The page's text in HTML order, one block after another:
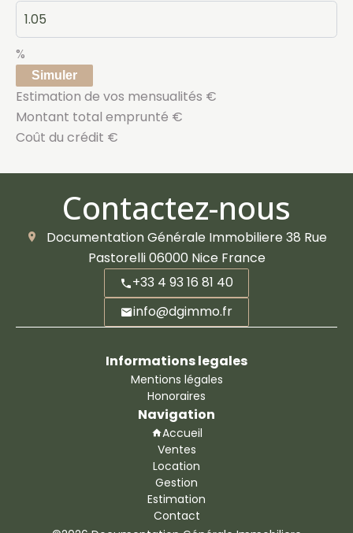
%
Simuler
Estimation de vos mensualités €
Montant total emprunté €
Coût du crédit €
Contactez-nous
Documentation Générale Immobiliere 38 Rue
Pastorelli06000 Nice France
+33 4 93 16 81 40
info@dgimmo.fr
Informations legales
Mentions légales
Honoraires
Navigation
Accueil
Ventes
Location
Gestion
Estimation
Contact